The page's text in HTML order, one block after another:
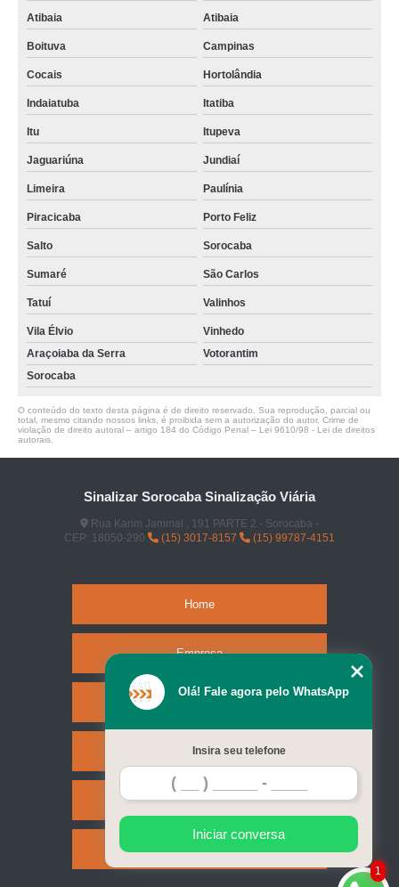
Atibaia Atibaia
Boituva Campinas
Cocais Hortolândia
Indaiatuba Itatiba
Itu Itupeva
Jaguariúna Jundiaí
Limeira Paulínia
Piracicaba Porto Feliz
Salto Sorocaba
Sumaré São Carlos
Tatuí Valinhos
Vila Élvio
Vinhedo
Araçoiaba da Serra
Votorantim
Sorocaba
O conteúdo do texto desta página é de direito reservado. Sua reprodução, parcial ou
total, mesmo citando nossos links, é proibida sem a autorização do autor. Crime de
violação de direito autoral – artigo 184 do Código Penal – Lei 9610/98 - Lei de direitos
autorais
Sinalizar Sorocaba Sinalização Viária
Rua Karim Jammal , 191 PARTE 2 - Sorocaba -
CEP: 18050-290
(15) 3017-8157 (15) 99787-4151
Home
Empresa
Serviços
Contato
Mapa do site
1
Olá! Fale agora pelo WhatsApp
Insira seu telefone
Iniciar conversa